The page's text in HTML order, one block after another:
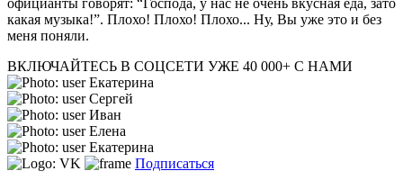
официанты говорят: “Господа, у нас не очень вкусная еда, зато
какая музыка!”. Плохо! Плохо! Плохо... Ну, Вы уже это и без
меня поняли.
ВКЛЮЧАЙТЕСЬ В СОЦСЕТИ УЖЕ 40 000+ С НАМИ
Екатерина
Сергей
Иван
Елена
Екатерина
Подписаться